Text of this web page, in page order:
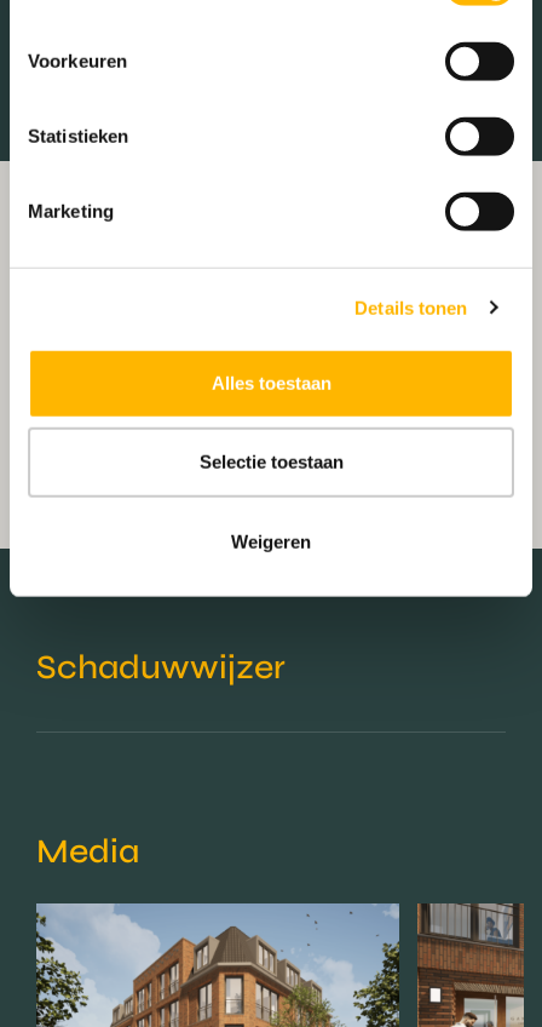
Voorkeuren
Statistieken
Marketing
Details tonen
Alles toestaan
Selectie toestaan
Weigeren
Winkelcentrum
Schaduwwijzer
Media